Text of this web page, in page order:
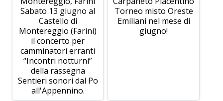
Sabato 13 giugno al
Castello di
Montereggio (Farini)
il concerto per
camminatori erranti
“Incontri notturni”
della rassegna
Sentieri sonori dal Po
all'Appennino.
Torneo misto Oreste
Emiliani nel mese di
giugno!